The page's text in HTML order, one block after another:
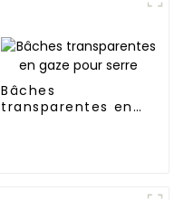
Bâches
transparentes en